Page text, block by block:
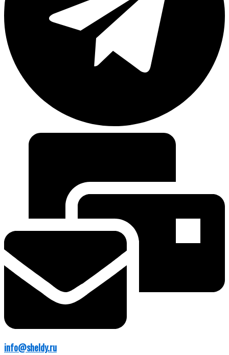
info@sheldy.ru